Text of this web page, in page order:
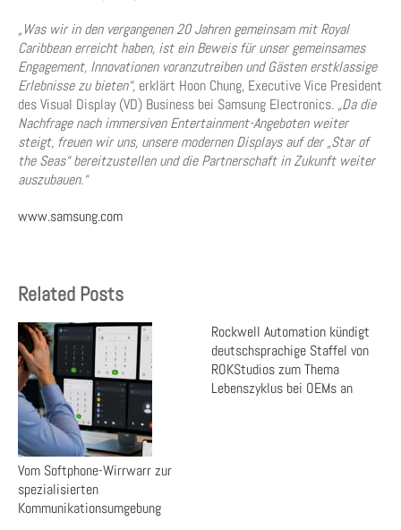
„Was wir in den vergangenen 20 Jahren gemeinsam mit Royal
Caribbean erreicht haben, ist ein Beweis für unser gemeinsames
Engagement, Innovationen voranzutreiben und Gästen erstklassige
Erlebnisse zu bieten“, erklärt Hoon Chung, Executive Vice President
des Visual Display (VD) Business bei Samsung Electronics. „Da die
Nachfrage nach immersiven Entertainment-Angeboten weiter
steigt, freuen wir uns, unsere modernen Displays auf der „Star of
the Seas“ bereitzustellen und die Partnerschaft in Zukunft weiter
auszubauen.“
www.samsung.com
Related Posts
Vom Softphone-Wirrwarr zur
spezialisierten
Kommunikationsumgebung
Rockwell Automation kündigt
deutschsprachige Staffel von
ROKStudios zum Thema
Lebenszyklus bei OEMs an